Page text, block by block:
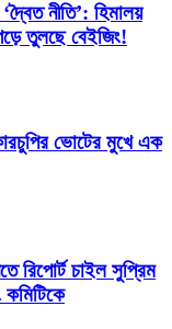
নীতি’: হিমালয়
তুলছে বেইজিং!
ভোটের মুখে এক
রিপোর্ট চাইল সুপ্রিম